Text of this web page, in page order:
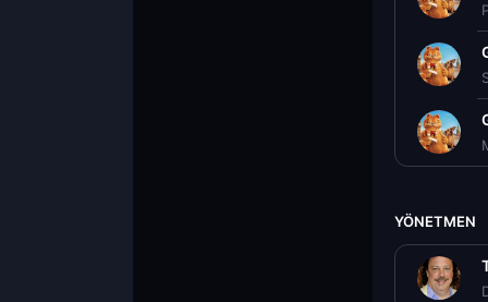
YÖNETMEN